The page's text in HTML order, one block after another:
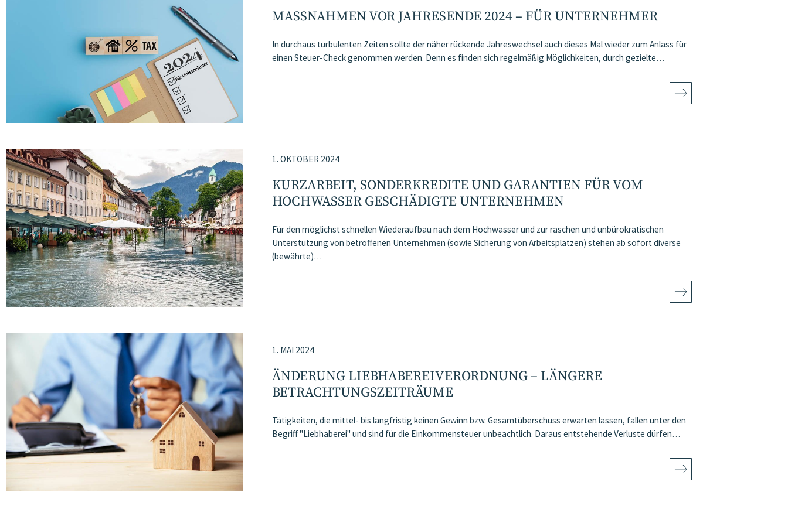
MASSNAHMEN VOR JAHRESENDE 2024 – FÜR UNTERNEHMER
In durchaus turbulenten Zeiten sollte der näher rückende Jahreswechsel auch dieses Mal wieder zum Anlass für
einen Steuer-Check genommen werden. Denn es finden sich regelmäßig Möglichkeiten, durch gezielte…
1. OKTOBER 2024
KURZARBEIT, SONDERKREDITE UND GARANTIEN FÜR VOM
HOCHWASSER GESCHÄDIGTE UNTERNEHMEN
Für den möglichst schnellen Wiederaufbau nach dem Hochwasser und zur raschen und unbürokratischen
Unterstützung von betroffenen Unternehmen (sowie Sicherung von Arbeitsplätzen) stehen ab sofort diverse
(bewährte)…
1. MAI 2024
ÄNDERUNG LIEBHABEREIVERORDNUNG – LÄNGERE
BETRACHTUNGSZEITRÄUME
Tätigkeiten, die mittel- bis langfristig keinen Gewinn bzw. Gesamtüberschuss erwarten lassen, fallen unter den
Begriff "Liebhaberei" und sind für die Einkommensteuer unbeachtlich. Daraus entstehende Verluste dürfen…